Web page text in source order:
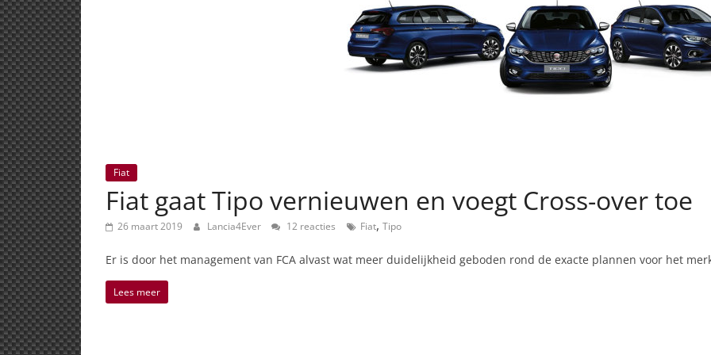
Fiat
Fiat gaat Tipo vernieuwen en voegt Cross-over toe
26 maart 2019 Lancia4Ever 12 reacties Fiat, Tipo
Er is door het management van FCA alvast wat meer duidelijkheid geboden rond de exacte plannen voor het
Lees meer